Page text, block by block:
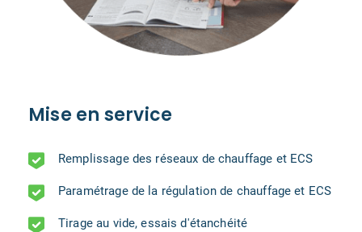
Mise en service
Remplissage des réseaux de chauffage et ECS
Paramétrage de la régulation de chauffage et ECS
Tirage au vide, essais d'étanchéité